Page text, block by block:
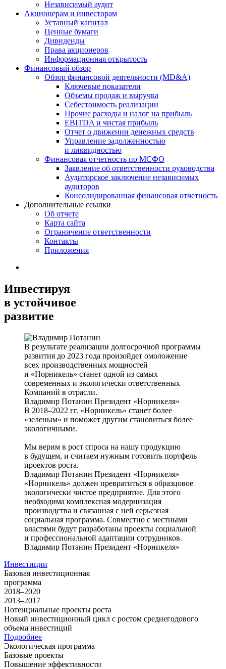
Независимый аудит
Акционерам и инвесторам
Уставный капитал
Ценные бумаги
Дивиденды
Права акционеров
Информационная открытость
Финансовый обзор
Обзор финансовой деятельности (MD&A)
Ключевые показатели
Объемы продаж и выручка
Себестоимость реализации
Прочие расходы и налог на прибыль
EBITDA и чистая прибыль
Отчет о движении денежных средств
Управление задолженностью
и ликвидностью
Финансовая отчетность по МСФО
Заявление об ответственности руководства
Аудиторское заключение независимых
аудиторов
Консолидированная финансовая отчетность
Дополнительные ссылки
Об отчете
Карта сайта
Ограничение ответственности
Контакты
Приложения
Инвестируя
в устойчивое
развитие
В результате реализации долгосрочной программы
развития до 2023 года произойдет омоложение
всех производственных мощностей
и «Норникель» станет одной из самых
современных и экологически ответственных
Компаний в отрасли.
Владимир Потанин Президент «Норникеля»
В 2018–2022 гг. «Норникель» станет более
«зеленым» и поможет другим становиться более
экологичными.
Мы верим в рост спроса на нашу продукцию
в будущем, и считаем нужным готовить портфель
проектов роста.
Владимир Потанин Президент «Норникеля»
«Норникель» должен превратиться в образцовое
экологически чистое предприятие. Для этого
необходима комплексная модернизация
производства и связанная с ней серьезная
социальная программа. Совместно с местными
властями будут разработаны проекты социальной
и профессиональной адаптации сотрудников.
Владимир Потанин Президент «Норникеля»
Инвестиции
Базовая инвестиционная
программа
2018–2020
2013–2017
Потенциальные проекты роста
Новый инвестиционный цикл с ростом среднегодового
объема инвестиций
Подробнее
Экологическая программа
Базовые проекты
Повышение эффективности